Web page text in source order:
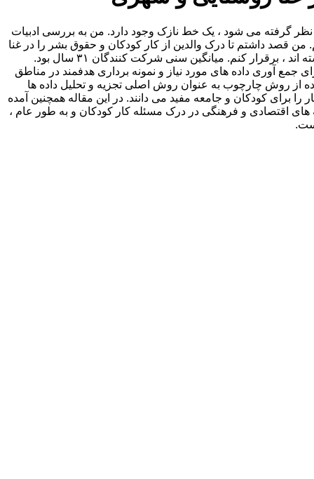
نظر گرفته می شود ، یک خط نازک وجود دارد. من به بررسی ادبیات
قصد داشتم تا درک والدین از کار کودکان و حقوق بشر را در غنا
روستایی و شهری در میان ۶۰ مقام دولتی ، نمایندگان سازمان های مردم نهاد و هر دو والدینی که فرزندان آنها در کار کودکان مشارکت نداشته اند ، برقرار کنم. میانگین سنی شرکت کنندگان ۳۱ سال بود.
نیمه ساختار یافته با والدین (۱۰) ، ذینفعان (۱۰) ، گروه های کانون (۳۰) انجام شد. و تکنیک های مشاهده شرکت کنندگان (۱۰) برای جمع آوری داده های مورد نیاز و نمونه برداری هدفمند در مناطق
از روش چارچوب به عنوان روش اصلی تجزیه و تحلیل داده ها
برای کودکان و جامعه مفید می دانند. در این مقاله همچنین آمده
اقتصادی و فرهنگی در درک مسئله کار کودکان و به طور عام ،